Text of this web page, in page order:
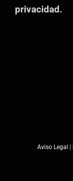
privacidad.
Aviso Legal